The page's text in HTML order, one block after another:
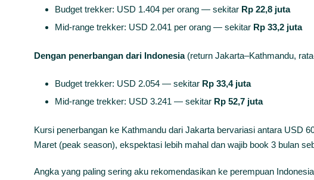
Budget trekker: USD 1.404 per orang — sekitar Rp 22,8 juta
Mid-range trekker: USD 2.041 per orang — sekitar Rp 33,2 juta
Dengan penerbangan dari Indonesia(return Jakarta–Kathmandu,
Budget trekker: USD 2.054 — sekitar Rp 33,4 juta
Mid-range trekker: USD 3.241 — sekitar Rp 52,7 juta
Kursi penerbangan ke Kathmandu dari Jakarta bervariasi antara USD
Maret (peak season), ekspektasi lebih mahal dan wajib book 3 bulan
Angka yang paling sering aku rekomendasikan ke perempuan